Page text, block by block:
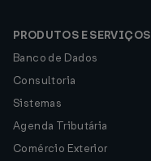
PRODUTOS E SERVIÇOS
Banco de Dados
Consultoria
Sistemas
Agenda Tributária
Comércio Exterior